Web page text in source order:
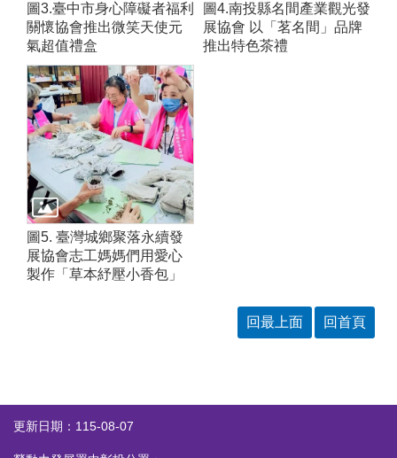
圖3.臺中市身心障礙者福利
關懷協會推出微笑天使元
氣超值禮盒
圖4.南投縣名間產業觀光發
展協會 以「茗名間」品牌
推出特色茶禮
圖5. 臺灣城鄉聚落永續發
展協會志工媽媽們用愛心
製作「草本紓壓小香包」
回最上面 回首頁
更新日期：115-08-07